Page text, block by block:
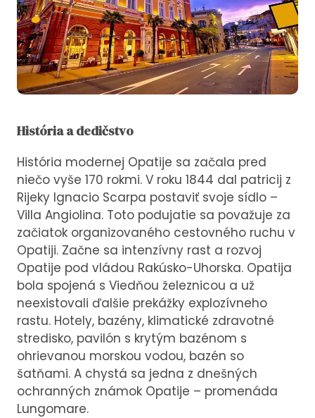
História a dedičstvo
História modernej Opatije sa začala pred
niečo vyše 170 rokmi. V roku 1844 dal patricij z
Rijeky Ignacio Scarpa postaviť svoje sídlo –
Villa Angiolina. Toto podujatie sa považuje za
začiatok organizovaného cestovného ruchu v
Opatiji. Začne sa intenzívny rast a rozvoj
Opatije pod vládou Rakúsko-Uhorska. Opatija
bola spojená s Viedňou železnicou a už
neexistovali ďalšie prekážky explozívneho
rastu. Hotely, bazény, klimatické zdravotné
stredisko, pavilón s krytým bazénom s
ohrievanou morskou vodou, bazén so
šatňami. A chystá sa jedna z dnešných
ochranných známok Opatije – promenáda
Lungomare.